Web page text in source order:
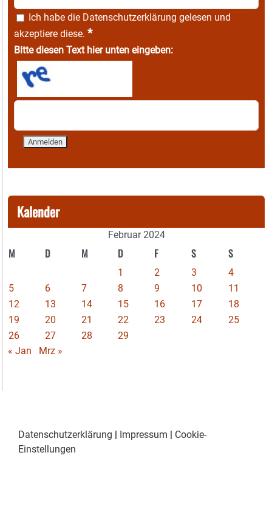
Ich habe die Datenschutzerklärung gelesen und
akzeptiere diese. *
Bitte diesen Text hier unten eingeben:
Kalender
Februar 2024
M D M D F S S
1 2 3
4
5
6 7 8 9 10
11
12
13 14 15 16 17
18
19
20 21 22 23 24
25
26
27 28
29
« Jan
Mrz »
Datenschutzerklärung | Impressum | Cookie-
Einstellungen